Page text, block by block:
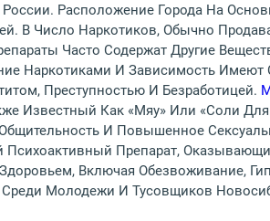
Расположение Города На
В Число Наркотиков, Обычно
Часто Содержат Другие
Наркотиками И Зависимость
Преступностью И Безработицей.
Известный Как «мяу» Или «соли
И Повышенное
Психоактивный Препарат,
Включая Обезвоживание,
Молодежи И Тусовщиков